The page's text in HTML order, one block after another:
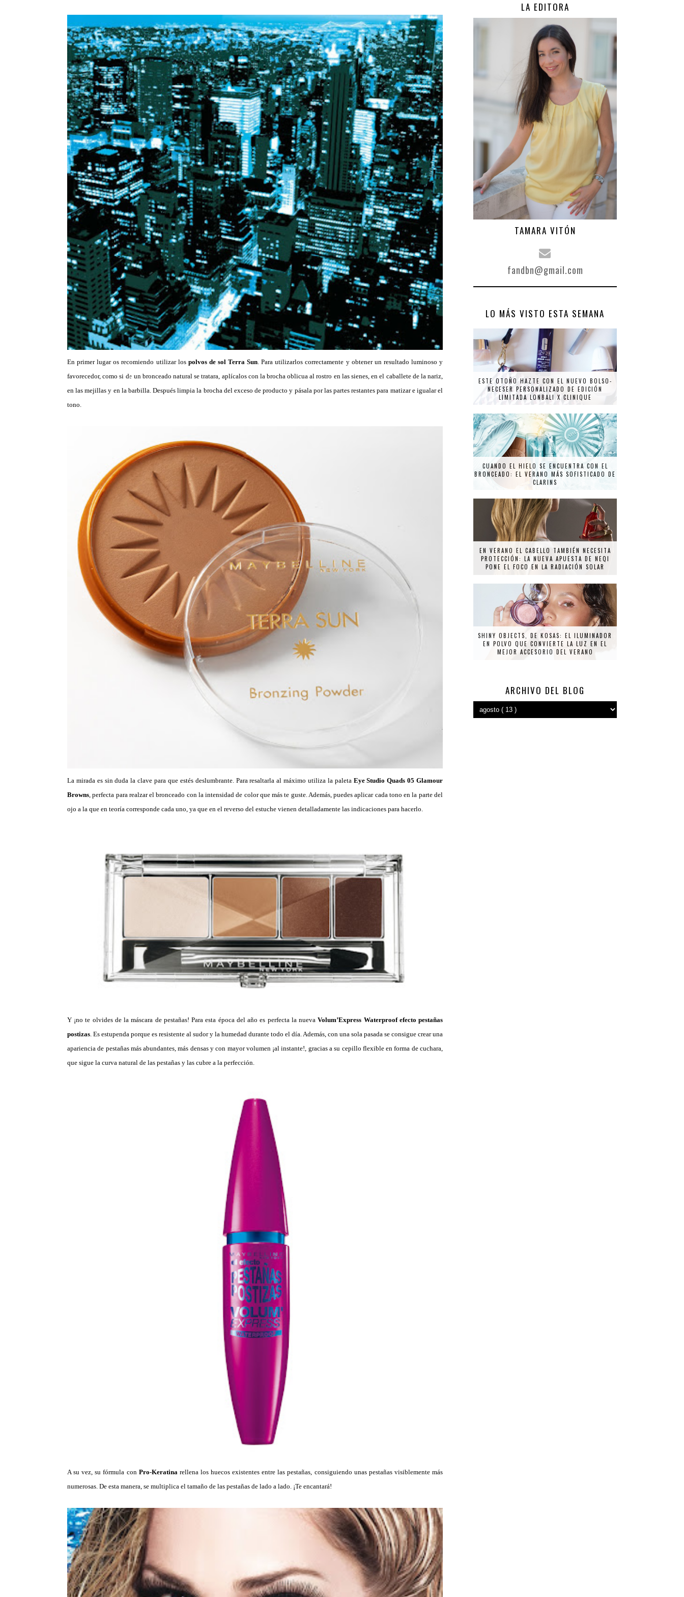
En primer lugar os recomiendo utilizar los polvos de sol Terra Sun. Para utilizarlos correctamente y obtener un resultado luminoso y
favorecedor, como si de un bronceado natural se tratara, aplícalos con la brocha oblicua al rostro en las sienes, en el caballete de la nariz,
en las mejillas y en la barbilla. Después limpia la brocha del exceso de producto y pásala por las partes restantes para matizar e igualar el
tono.
La mirada es sin duda la clave para que estés deslumbrante. Para resaltarla al máximo utiliza la paleta Eye Studio Quads 05 Glamour
Browns , perfecta para realzar el bronceado con la intensidad de color que más te guste. Además, puedes aplicar cada tono en la parte del
ojo a la que en teoría corresponde cada uno, ya que en el reverso del estuche vienen detalladamente las indicaciones para hacerlo.
Y ¡no te olvides de la máscara de pestañas! Para esta época del año es perfecta la nuevaVolum’Express Waterproof efecto pestañas
postizas. Es estupenda porque es resistente al sudor y la humedad durante todo el día. Además, con una sola pasada se consigue crear una
apariencia de pestañas más abundantes, más densas y con mayor volumen ¡al instante!, gracias a su cepillo flexible en forma de cuchara,
que sigue la curva natural de las pestañas y las cubre a la perfección.
A su vez, su fórmula con Pro-Keratinarellena los huecos existentes entre las pestañas, consiguiendo unas pestañas visiblemente más
numerosas. De esta manera, se multiplica el tamaño de las pestañas de lado a lado. ¡Te encantará!
LA EDITORA
TAMARA VITÓN
fandbn@gmail.com
LO MÁS VISTO ESTA SEMANA
ESTE OTOÑO HAZTE CON EL NUEVO BOLSO-
NECESER PERSONALIZADO DE EDICIÓN
LIMITADA LONBALI X CLINIQUE
CUANDO EL HIELO SE ENCUENTRA CON EL
BRONCEADO: EL VERANO MÁS SOFISTICADO DE
CLARINS
EN VERANO EL CABELLO TAMBIÉN NECESITA
PROTECCIÓN: LA NUEVA APUESTA DE NEQI
PONE EL FOCO EN LA RADIACIÓN SOLAR
SHINY OBJECTS, DE KOSAS: EL ILUMINADOR
EN POLVO QUE CONVIERTE LA LUZ EN EL
MEJOR ACCESORIO DEL VERANO
ARCHIVO DEL BLOG